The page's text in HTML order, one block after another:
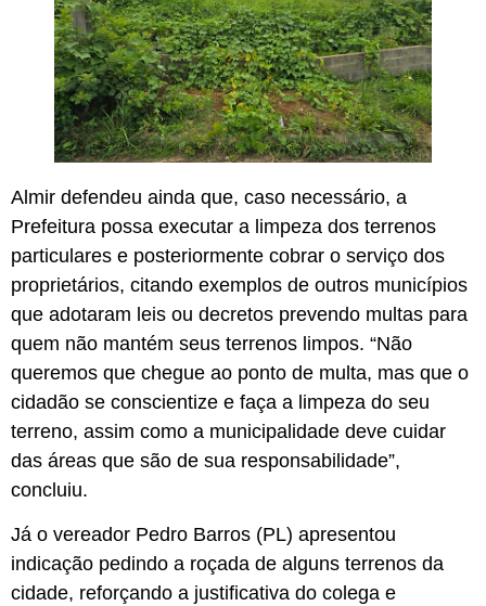
Almir defendeu ainda que, caso necessário, a
Prefeitura possa executar a limpeza dos terrenos
particulares e posteriormente cobrar o serviço dos
proprietários, citando exemplos de outros municípios
que adotaram leis ou decretos prevendo multas para
quem não mantém seus terrenos limpos. “Não
queremos que chegue ao ponto de multa, mas que o
cidadão se conscientize e faça a limpeza do seu
terreno, assim como a municipalidade deve cuidar
das áreas que são de sua responsabilidade”,
concluiu.
Já o vereador Pedro Barros (PL) apresentou
indicação pedindo a roçada de alguns terrenos da
cidade, reforçando a justificativa do colega e